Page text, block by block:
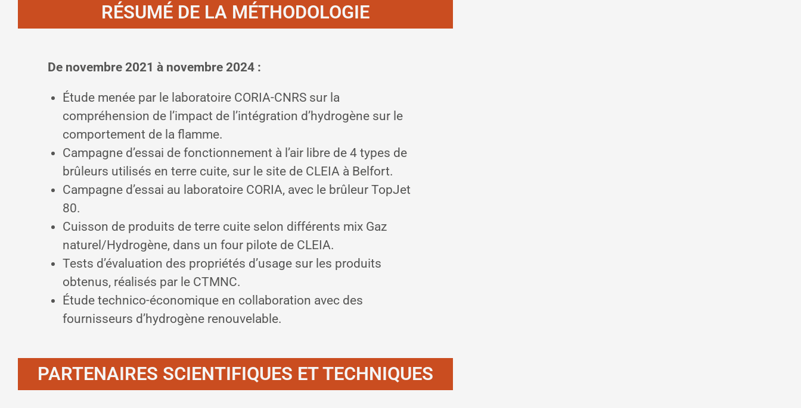
RÉSUMÉ DE LA MÉTHODOLOGIE
De novembre 2021 à novembre 2024 :
Étude menée par le laboratoire CORIA-CNRS sur la
compréhension de l’impact de l’intégration d’hydrogène sur le
comportement de la flamme.
Campagne d’essai de fonctionnement à l’air libre de 4 types de
brûleurs utilisés en terre cuite, sur le site de CLEIA à Belfort.
Campagne d’essai au laboratoire CORIA, avec le brûleur TopJet
80.
Cuisson de produits de terre cuite selon différents mix Gaz
naturel/Hydrogène, dans un four pilote de CLEIA.
Tests d’évaluation des propriétés d’usage sur les produits
obtenus, réalisés par le CTMNC.
Étude technico-économique en collaboration avec des
fournisseurs d’hydrogène renouvelable.
PARTENAIRES SCIENTIFIQUES ET TECHNIQUES